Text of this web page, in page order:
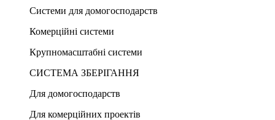
Системи для домогосподарств
Комерційні системи
Крупномасштабні системи
СИСТЕМА ЗБЕРІГАННЯ
Для домогосподарств
Для комерційних проектів